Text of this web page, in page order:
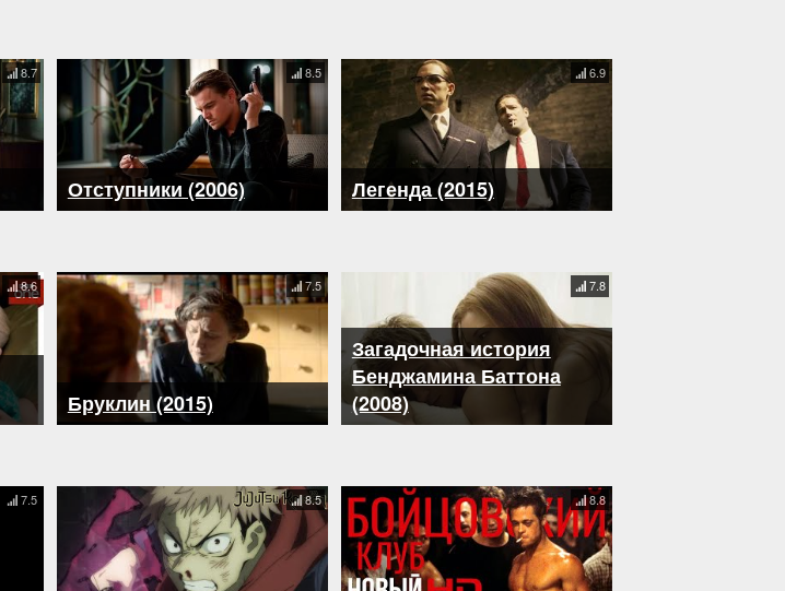
8.7
Отступники (2006)
8.5
Легенда (2015)
6.9
8.6
Бруклин (2015)
7.5
Загадочная история
Бенджамина Баттона
(2008)
7.8
7.5 8.5 8.8